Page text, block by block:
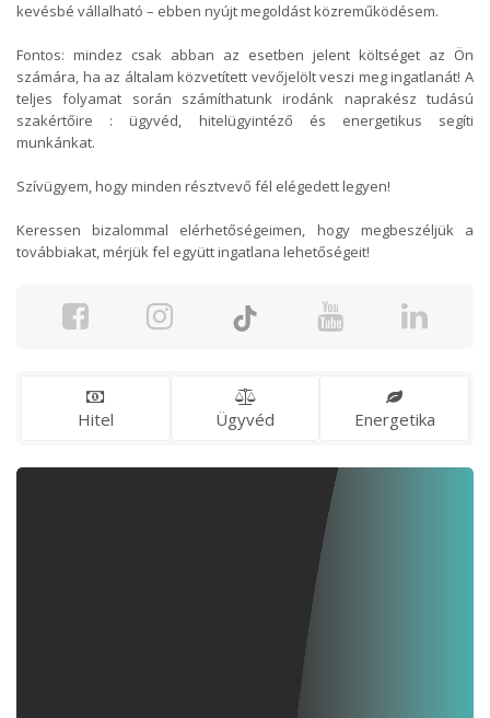
kevésbé vállalható – ebben nyújt megoldást közreműködésem.
Fontos: mindez csak abban az esetben jelent költséget az Ön
számára, ha az általam közvetített vevőjelölt veszi meg ingatlanát! A
teljes folyamat során számíthatunk irodánk naprakész tudású
szakértőire : ügyvéd, hitelügyintéző és energetikus segíti
munkánkat.
Szívügyem, hogy minden résztvevő fél elégedett legyen!
Keressen bizalommal elérhetőségeimen, hogy megbeszéljük a
továbbiakat, mérjük fel együtt ingatlana lehetőségeit!
Hitel Ügyvéd Energetika